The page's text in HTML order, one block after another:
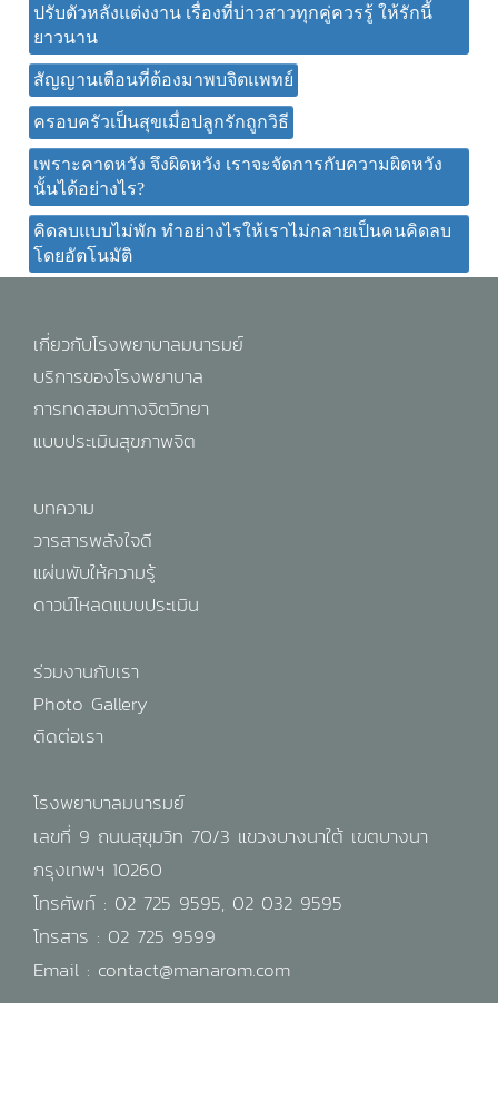
ปรับตัวหลังแต่งงาน เรื่องที่บ่าวสาวทุกคู่ควรรู้ ให้รักนี้
ยาวนาน
สัญญานเตือนที่ต้องมาพบจิตแพทย์
ครอบครัวเป็นสุขเมื่อปลูกรักถูกวิธี
เพราะคาดหวัง จึงผิดหวัง เราจะจัดการกับความผิดหวัง
นั้นได้อย่างไร?
คิดลบแบบไม่พัก ทำอย่างไรให้เราไม่กลายเป็นคนคิดลบ
โดยอัตโนมัติ
เกี่ยวกับโรงพยาบาลมนารมย์
บริการของโรงพยาบาล
การทดสอบทางจิตวิทยา
แบบประเมินสุขภาพจิต
บทความ
วารสารพลังใจดี
แผ่นพับให้ความรู้
ดาวน์โหลดแบบประเมิน
ร่วมงานกับเรา
Photo Gallery
ติดต่อเรา
โรงพยาบาลมนารมย์
เลขที่ 9 ถนนสุขุมวิท 70/3 แขวงบางนาใต้ เขตบางนา
กรุงเทพฯ 10260
โทรศัพท์ : 02 725 9595, 02 032 9595
โทรสาร : 02 725 9599
Email : contact@manarom.com